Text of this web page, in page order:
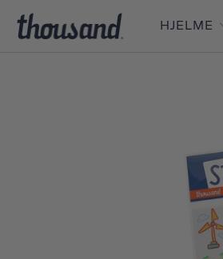
HJELME